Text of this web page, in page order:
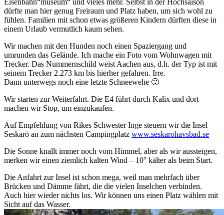
Eisenbahn“museum“ und vieles mehr. Selbst in der Hochsaison
dürfte man hier genug Freiraum und Platz haben, um sich wohl zu
fühlen. Familien mit schon etwas größeren Kindern dürften diese in
einem Urlaub vermutlich kaum sehen.
Wir machen mit den Hunden noch einen Spaziergang und
umrunden das Gelände. Ich mache ein Foto vom Wohnwagen mit
Trecker. Das Nummernschild weist Aachen aus, d.h. der Typ ist mit
seinem Trecker 2.273 km bis hierher gefahren. Irre.
Dann unterwegs noch eine letzte Schneewehe 🙂
Wir starten zur Weiterfahrt. Die E4 führt durch Kalix und dort
machen wir Stop, um einzukaufen.
Auf Empfehlung von Rikes Schwester Inge steuern wir die Insel
Seskarö an zum nächsten Campingplatz www.seskarohavsbad.se
Die Sonne knallt immer noch vom Himmel, aber als wir aussteigen,
merken wir einen ziemlich kalten Wind – 10° kälter als beim Start.
Die Anfahrt zur Insel ist schon mega, weil man mehrfach über
Brücken und Dämme fährt, die die vielen Inselchen verbinden.
Auch hier wieder nichts los. Wir können uns einen Platz wählen mit
Sicht auf das Wasser.